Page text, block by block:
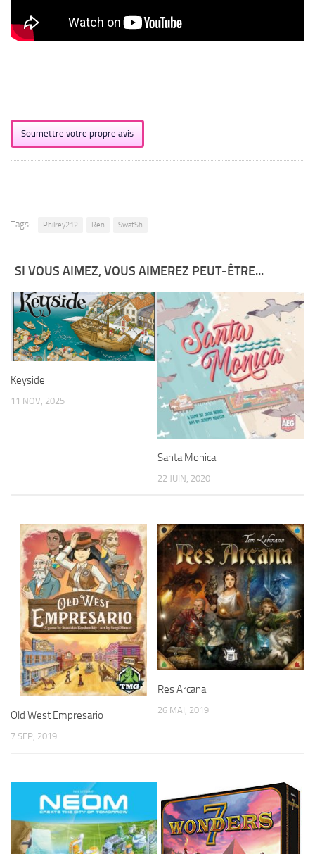
Soumettre votre propre avis
Tags: Philrey212 Ren SwatSh
SI VOUS AIMEZ, VOUS AIMEREZ PEUT-ÊTRE...
Keyside
11 NOV, 2025
Santa Monica
22 JUIN, 2020
Old West Empresario
7 SEP, 2019
Res Arcana
26 MAI, 2019